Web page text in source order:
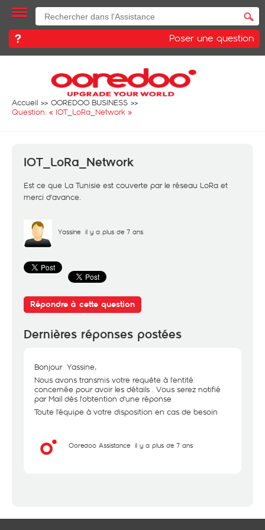
Poser une question
Accueil
OOREDOO BUSINESS
Question: « IOT_LoRa_Network »
IOT_LoRa_Network
Est ce que La Tunisie est couverte par le réseau LoRa et
merci d'avance.
Yassine il y a plus de 7 ans
Répondre à cette question
Dernières réponses postées
Bonjour Yassine,
Nous avons transmis votre requête à l'entité
concernée pour avoir les détails . Vous serez notifié
par Mail dès l'obtention d'une réponse
Toute l'équipe à votre disposition en cas de besoin
Ooredoo Assistance il y a plus de 7 ans